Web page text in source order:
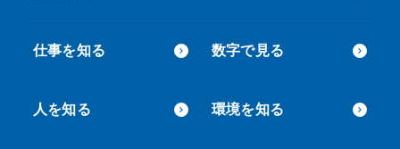
仕事を知る 数字で見る
人を知る 環境を知る